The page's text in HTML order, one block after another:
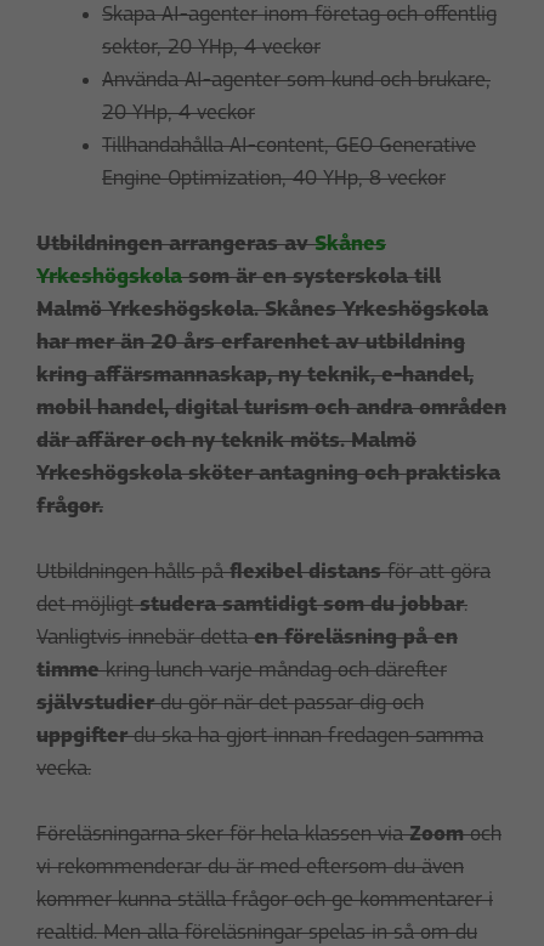
Skapa AI-agenter inom företag och offentlig
sektor, 20 YHp, 4 veckor
Använda AI-agenter som kund och brukare,
20 YHp, 4 veckor
Tillhandahålla AI-content, GEO Generative
Engine Optimization, 40 YHp, 8 veckor
Utbildningen arrangeras avSkånes
Yrkeshögskolasom är en systerskola till
Malmö Yrkeshögskola. Skånes Yrkeshögskola
har mer än 20 års erfarenhet av utbildning
kring affärsmannaskap, ny teknik, e-handel,
mobil handel, digital turism och andra områden
där affärer och ny teknik möts. Malmö
Yrkeshögskola sköter antagning och praktiska
frågor.
Utbildningen hålls påflexibel distansför att göra
det möjligtstudera samtidigt som du jobbar.
Vanligtvis innebär dettaen föreläsning på en
timmekring lunch varje måndag och därefter
självstudierdu gör när det passar dig och
uppgifterdu ska ha gjort innan fredagen samma
vecka.
Föreläsningarna sker för hela klassen viaZoomoch
vi rekommenderar du är med eftersom du även
kommer kunna ställa frågor och ge kommentarer i
realtid. Men alla föreläsningar spelas in så om du